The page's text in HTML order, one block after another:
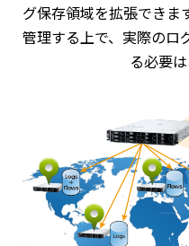
グ保存領域を拡張できま
管理する上で、実際のロ
る必要